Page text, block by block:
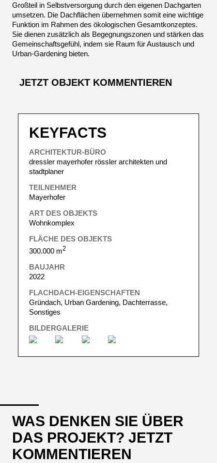
Großteil in Selbstversorgung durch den eigenen Dachgarten
umsetzen. Die Dachflächen übernehmen somit eine wichtige
Funktion im Rahmen des ökologischen Gesamtkonzeptes.
Sie dienen zusätzlich als Begegnungszonen und stärken das
Gemeinschaftsgefühl, indem sie Raum für Austausch und
Urban-Gardening bieten.
JETZT OBJEKT KOMMENTIEREN
KEYFACTS
ARCHITEKTUR-BÜRO
dressler mayerhofer rössler architekten und
stadtplaner
TEILNEHMER
Mayerhofer
ART DES OBJEKTS
Wohnkomplex
FLÄCHE DES OBJEKTS
300.000 m2
BAUJAHR
2022
FLACHDACH-EIGENSCHAFTEN
Gründach, Urban Gardening, Dachterrasse,
Sonstiges
BILDERGALERIE
WAS DENKEN SIE ÜBER
DAS PROJEKT? JETZT
KOMMENTIEREN